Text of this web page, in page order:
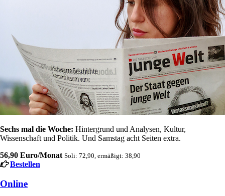
Sechs mal die Woche: Hintergrund und Analysen, Kultur,
Wissenschaft und Politik. Und Samstag acht Seiten extra.
56,90 Euro/Monat Soli: 72,90, ermäßigt: 38,90
Bestellen
Online